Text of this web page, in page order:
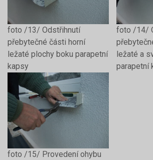
foto /13/ Odstřihnutí
přebytečné části horní
ležaté plochy boku parapetní
kapsy
foto /14/
ležaté a
parapetní
foto /15/ Provedení ohybu